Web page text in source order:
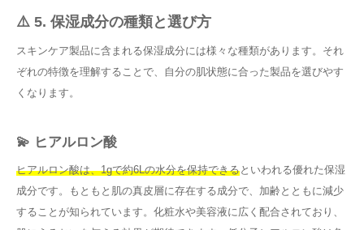
⚠️ 5. 保湿成分の種類と選び方
スキンケア製品に含まれる保湿成分には様々な種類があります。それ
ぞれの特徴を理解することで、自分の肌状態に合った製品を選びやす
くなります。
💫 ヒアルロン酸
ヒアルロン酸は、1gで約6Lの水分を保持できるといわれる優れた保湿
成分です。もともと肌の真皮層に存在する成分で、加齢とともに減少
することが知られています。化粧水や美容液に広く配合されており、